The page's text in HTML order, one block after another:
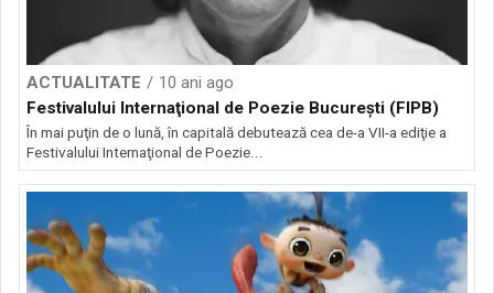
ACTUALITATE
10 ani ago
Festivalului Internaţional de Poezie Bucureşti (FIPB)
În mai puţin de o lună, în capitală debutează cea de-a VII-a ediţie a
Festivalului Internaţional de Poezie...